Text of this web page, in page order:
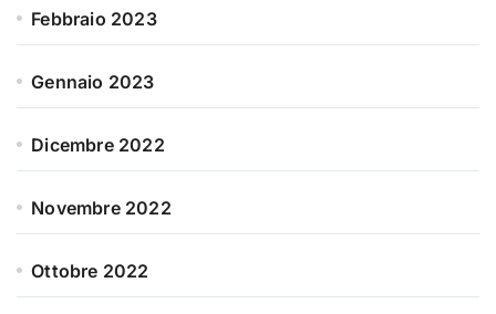
Febbraio 2023
Gennaio 2023
Dicembre 2022
Novembre 2022
Ottobre 2022